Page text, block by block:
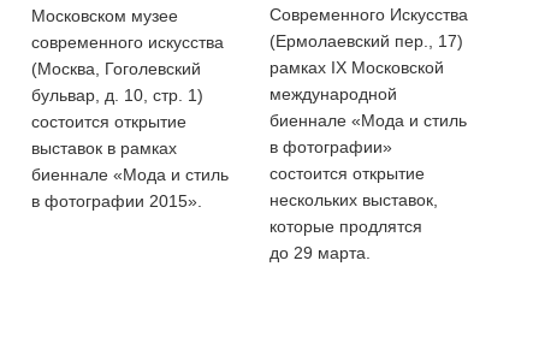
Московском музее
современного искусства
(Москва, Гоголевский
бульвар, д. 10, стр. 1)
состоится открытие
выставок в рамках
биеннале «Мода и стиль
в фотографии 2015».
Современного Искусства
(Ермолаевский пер., 17)
рамках IX Московской
международной
биеннале «Мода и стиль
в фотографии»
состоится открытие
нескольких выставок,
которые продлятся
до 29 марта.